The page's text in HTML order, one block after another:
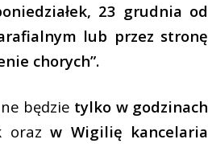
23 grudnia od
lub przez stronę
chorych”.
będzie tylko w godzinach
orazw Wigilię kancelaria